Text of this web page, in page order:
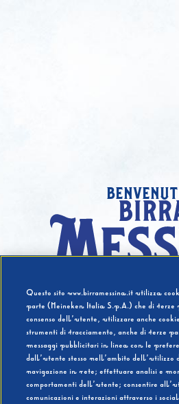
Hai
SI
Questo sito www.birramessina.it utilizza
parte (Heineken Italia S.p.A.) che di
consenso dell’utente, utilizzare anche
strumenti di tracciamento, anche di terze
messaggi pubblicitari in linea con le
dall’utente stesso nell’ambito
navigazione in rete; effettuare analisi e
comportamenti dell’utente; consentire
comunicazioni e interazioni attraverso i